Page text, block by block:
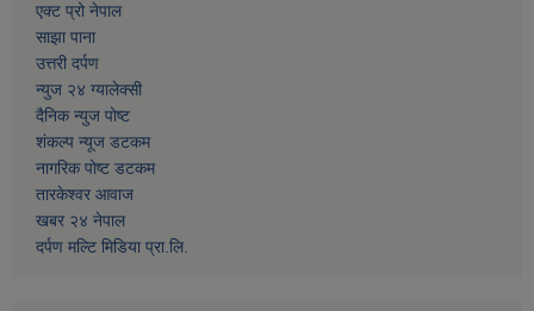
एक्ट प्रो नेपाल
साझा पाना
उत्तरी दर्पण
न्युज २४ ग्यालेक्सी
दैनिक न्युज पोष्ट
शंकल्प न्यूज डटकम
नागरिक पोष्ट डटकम
तारकेश्वर आवाज
खबर २४ नेपाल
दर्पण मल्टि मिडिया प्रा.लि.